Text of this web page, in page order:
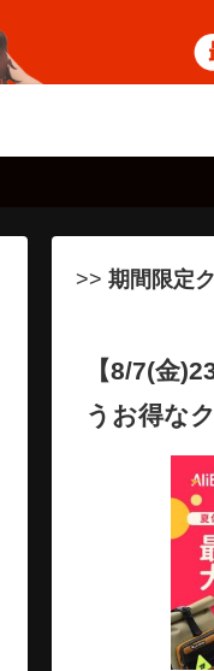
>> 期間限定
【8/7(金
うお得な